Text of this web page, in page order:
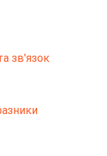
зв'язок